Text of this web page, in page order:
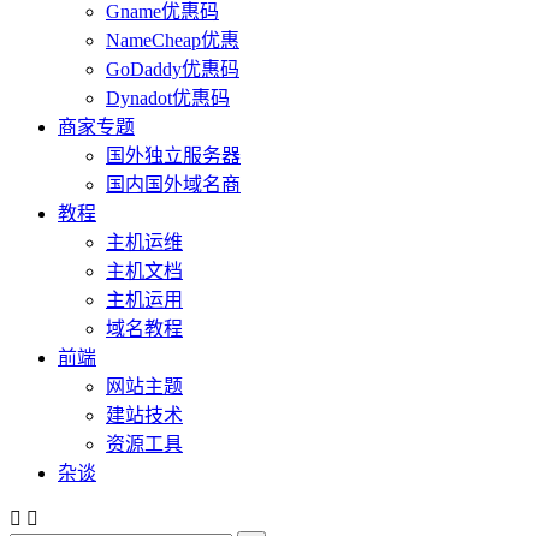
Gname优惠码
NameCheap优惠
GoDaddy优惠码
Dynadot优惠码
商家专题
国外独立服务器
国内国外域名商
教程
主机运维
主机文档
主机运用
域名教程
前端
网站主题
建站技术
资源工具
杂谈
 